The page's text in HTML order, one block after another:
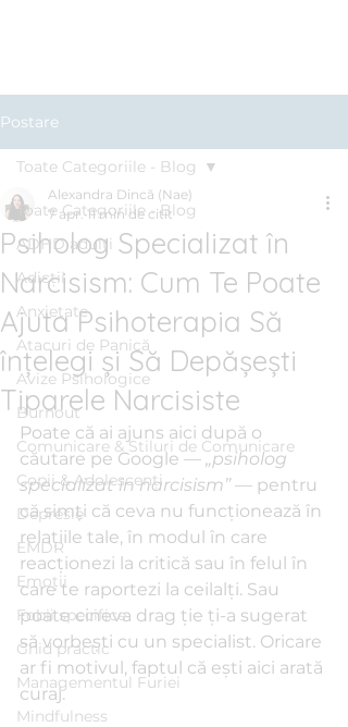
Postare
Toate Categoriile - Blog
ADHD adulți
Adicții
Anxietate
Atacuri de Panică
Avize Psihologice
Burnout
Comunicare & Stiluri de Comunicare
Copii & Adolescenți
Depresie
EMDR
Emoții
Fobii specifice
Ghid practic
Managementul Furiei
Mindfulness
Toate Categoriile - Blog
Psiholog Specializat în
Narcisism: Cum Te Poate
Ajuta Psihoterapia Să
înțelegi și Să Depășești
Tiparele Narcisiste
Alexandra Dincă (Nae)
7 apr. 11 min de citit
Poate că ai ajuns aici după o
căutare pe Google — „psiholog
specializat în narcisism” — pentru
că simți că ceva nu funcționează în
relațiile tale, în modul în care
reacționezi la critică sau în felul în
care te raportezi la ceilalți. Sau
poate cineva drag ție ți-a sugerat
să vorbești cu un specialist. Oricare
ar fi motivul, faptul că ești aici arată
curaj.